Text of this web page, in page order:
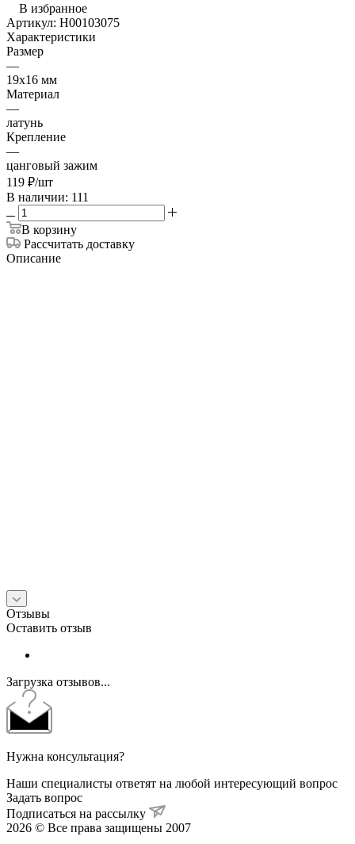
В избранное
Артикул: Н00103075
Характеристики
Размер
—
19х16 мм
Материал
—
латунь
Крепление
—
цанговый зажим
119 ₽/шт
В наличии: 111
В корзину
Рассчитать доставку
Описание
Отзывы
Оставить отзыв
Загрузка отзывов...
Нужна консультация?
Наши специалисты ответят на любой интересующий вопрос
Задать вопрос
Подписаться на рассылку
2026 © Все права защищены 2007